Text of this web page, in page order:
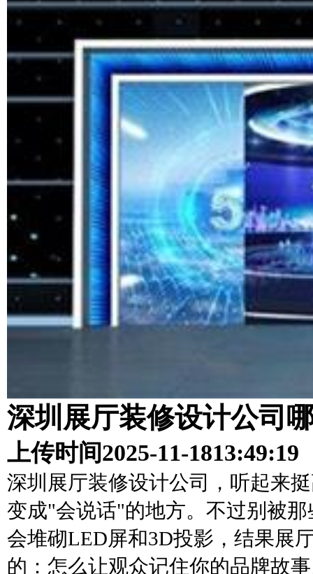
深圳展厅装修设计公司
上传时间2025-11-1813:49:19
深圳展厅装修设计公司，听起来
变成"会说话"的地方。不过别被
会堆砌LED屏和3D投影，结果展
的：怎么让观众记住你的品牌故